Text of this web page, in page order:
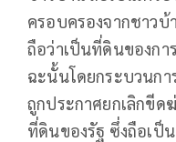
ครอบครองจากชาวบ้
ถือว่าเป็นที่ดินของก
ฉะนั้นโดยกระบวนก
ถูกประกาศยกเลิกขีด
ที่ดินของรัฐ​ ซึ่งถือเป็